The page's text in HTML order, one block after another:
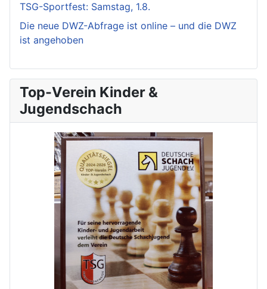
TSG-Sportfest: Samstag, 1.8.
Die neue DWZ-Abfrage ist online – und die DWZ
ist angehoben
Top-Verein Kinder &
Jugendschach